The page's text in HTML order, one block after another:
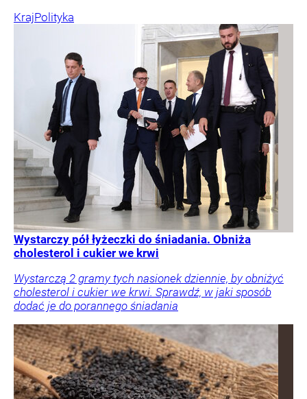
KrajPolityka
Wystarczy pół łyżeczki do śniadania. Obniża
cholesterol i cukier we krwi
Wystarczą 2 gramy tych nasionek dziennie, by obniżyć
cholesterol i cukier we krwi. Sprawdź, w jaki sposób
dodać je do porannego śniadania